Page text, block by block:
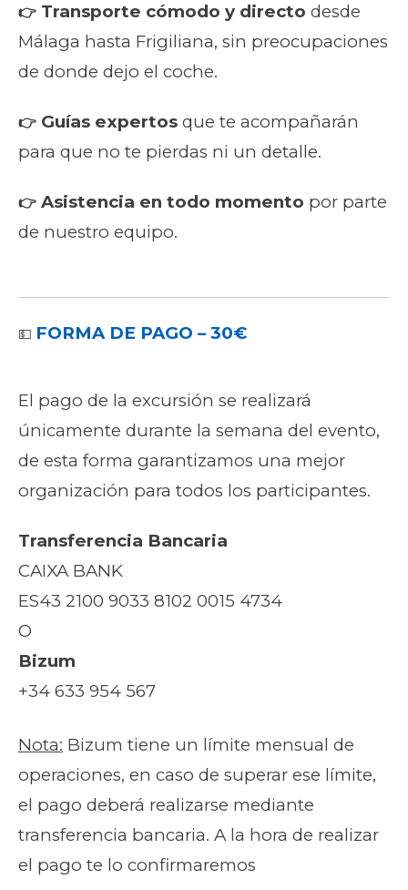
👉 Transporte cómodo y directo desde
Málaga hasta Frigiliana, sin preocupaciones
de donde dejo el coche.
👉 Guías expertos que te acompañarán
para que no te pierdas ni un detalle.
👉 Asistencia en todo momento por parte
de nuestro equipo.
💵 FORMA DE PAGO – 30€
El pago de la excursión se realizará
únicamente durante la semana del evento,
de esta forma garantizamos una mejor
organización para todos los participantes.
Transferencia Bancaria
CAIXA BANK
ES43 2100 9033 8102 0015 4734
O
Bizum
+34 633 954 567
Nota: Bizum tiene un límite mensual de
operaciones, en caso de superar ese límite,
el pago deberá realizarse mediante
transferencia bancaria. A la hora de realizar
el pago te lo confirmaremos